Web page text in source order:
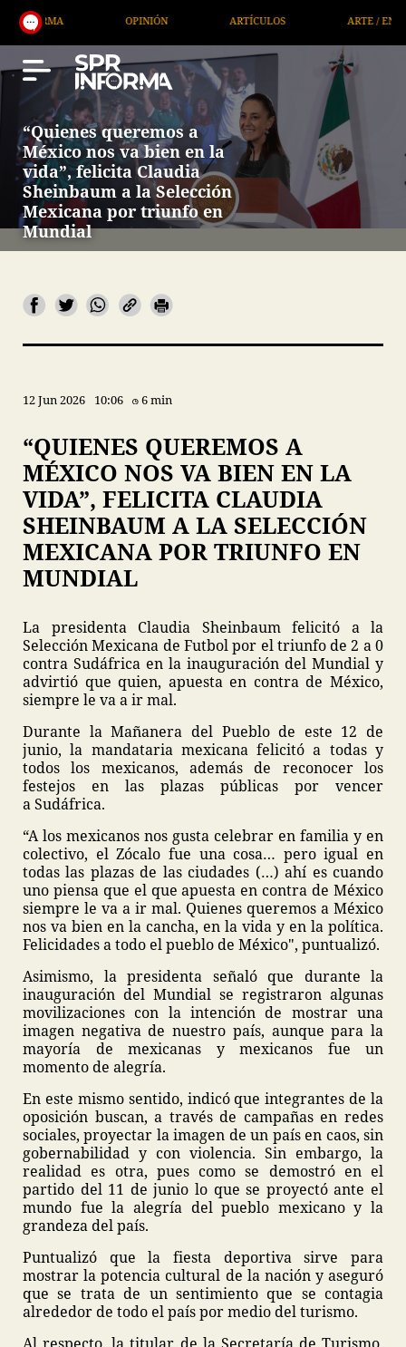
ARTE /
“Quienes queremos a
México nos va bien en la
vida”, felicita Claudia
Sheinbaum a la Selección
Mexicana por triunfo en
Mundial
12 Jun 2026 10:06 6 min
“QUIENES QUEREMOS A
MÉXICO NOS VA BIEN EN LA
VIDA”, FELICITA CLAUDIA
SHEINBAUM A LA SELECCIÓN
MEXICANA POR TRIUNFO EN
MUNDIAL
La presidenta Claudia Sheinbaum felicitó a la
Selección Mexicana de Futbol por el triunfo de 2 a 0
contra Sudáfrica en la inauguración del Mundial y
advirtió que quien, apuesta en contra de México,
siempre le va a ir mal.
Durante la Mañanera del Pueblo de este 12 de
junio, la mandataria mexicana felicitó a todas y
todos los mexicanos, además de reconocer los
festejos en las plazas públicas por vencer
a Sudáfrica.
“A los mexicanos nos gusta celebrar en familia y en
colectivo, el Zócalo fue una cosa… pero igual en
todas las plazas de las ciudades (…) ahí es cuando
uno piensa que el que apuesta en contra de México
siempre le va a ir mal. Quienes queremos a México
nos va bien en la cancha, en la vida y en la política.
Felicidades a todo el pueblo de México", puntualizó.
Asimismo, la presidenta señaló que durante la
inauguración del Mundial se registraron algunas
movilizaciones con la intención de mostrar una
imagen negativa de nuestro país, aunque para la
mayoría de mexicanas y mexicanos fue un
momento de alegría.
En este mismo sentido, indicó que integrantes de la
oposición buscan, a través de campañas en redes
sociales, proyectar la imagen de un país en caos, sin
gobernabilidad y con violencia. Sin embargo, la
realidad es otra, pues como se demostró en el
partido del 11 de junio lo que se proyectó ante el
mundo fue la alegría del pueblo mexicano y la
grandeza del país.
Puntualizó que la fiesta deportiva sirve para
mostrar la potencia cultural de la nación y aseguró
que se trata de un sentimiento que se contagia
alrededor de todo el país por medio del turismo.